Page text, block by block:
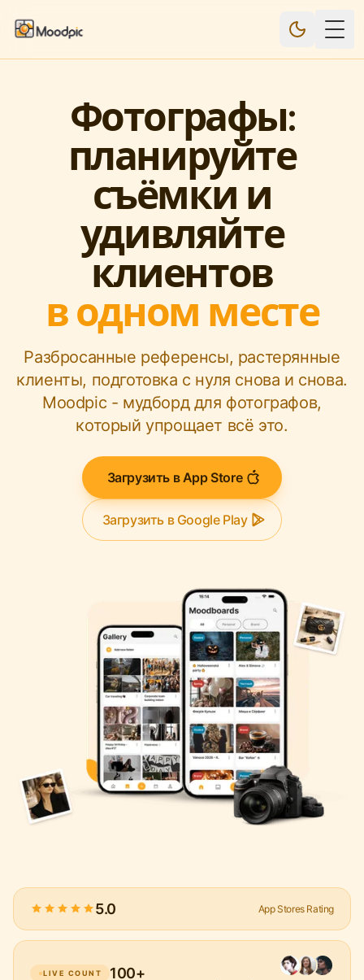
Фотографы:
планируйте
съёмки и
удивляйте
клиентов
в одном месте
Разбросанные референсы, растерянные
клиенты, подготовка с нуля снова и снова.
Moodpic - мудборд для фотографов,
который упрощает всё это.
Загрузить в App Store
Загрузить в Google Play
5.0 App Stores Rating
LIVE COUNT 100+